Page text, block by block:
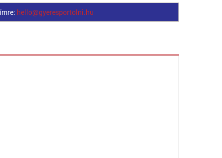
hello@gyeresportolni.hu